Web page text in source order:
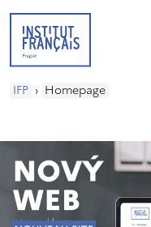
IFP › Homepage